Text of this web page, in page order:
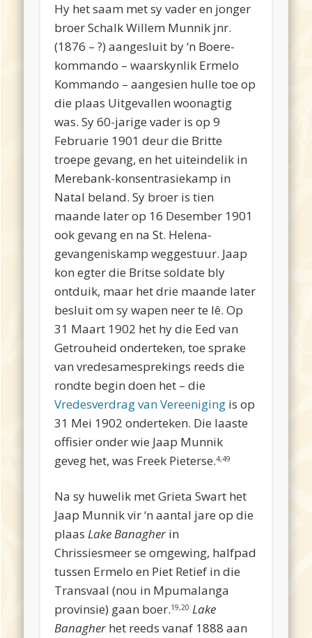
Hy het saam met sy vader en jonger
broer Schalk Willem Munnik jnr.
(1876 – ?) aangesluit by ‘n Boere-
kommando – waarskynlik Ermelo
Kommando – aangesien hulle toe op
die plaas Uitgevallen woonagtig
was. Sy 60-jarige vader is op 9
Februarie 1901 deur die Britte
troepe gevang, en het uiteindelik in
Merebank-konsentrasiekamp in
Natal beland. Sy broer is tien
maande later op 16 Desember 1901
ook gevang en na St. Helena-
gevangeniskamp weggestuur. Jaap
kon egter die Britse soldate bly
ontduik, maar het drie maande later
besluit om sy wapen neer te lê. Op
31 Maart 1902 het hy die Eed van
Getrouheid onderteken, toe sprake
van vredesamesprekings reeds die
rondte begin doen het – die
Vredesverdrag van Vereeniging is op
31 Mei 1902 onderteken. Die laaste
offisier onder wie Jaap Munnik
geveg het, was Freek Pieterse.4,49
Na sy huwelik met Grieta Swart het
Jaap Munnik vir ‘n aantal jare op die
plaasLake Banagher in
Chrissiesmeer se omgewing, halfpad
tussen Ermelo en Piet Retief in die
Transvaal (nou in Mpumalanga
provinsie) gaan boer.19,20 Lake
Banagher het reeds vanaf 1888 aan